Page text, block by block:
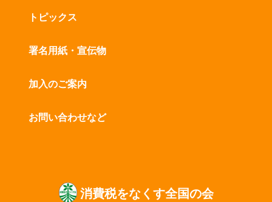
トピックス
署名用紙・宣伝物
加入のご案内
お問い合わせなど
消費税をなくす全国の会